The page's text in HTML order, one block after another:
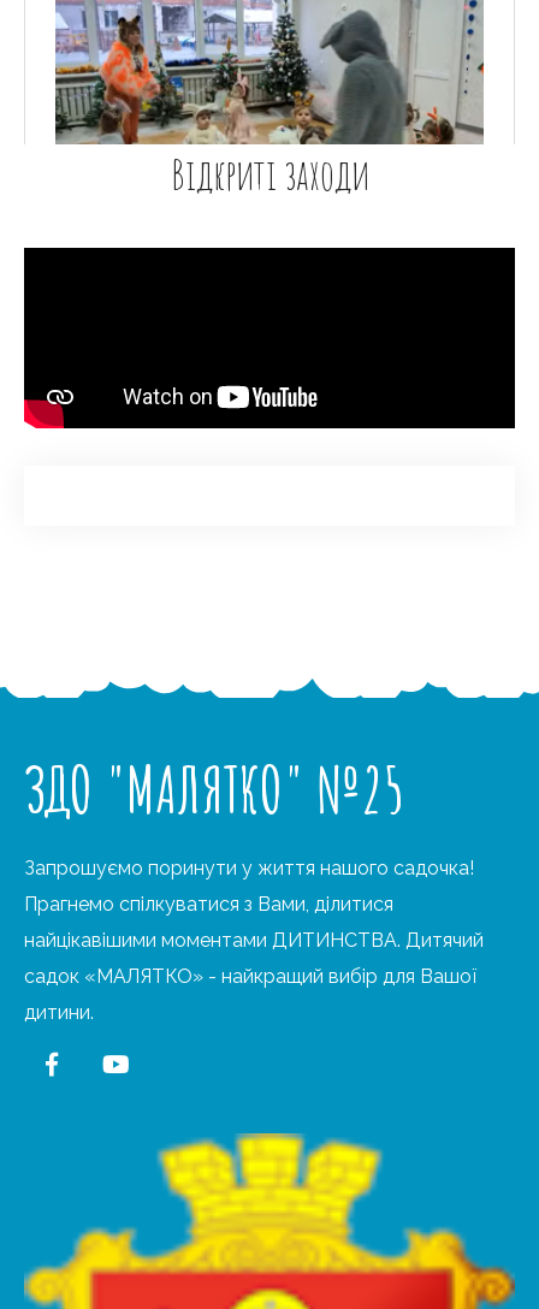
Відкриті заходи
ЗДО "МАЛЯТКО" №25
Запрошуємо поринути у життя нашого садочка!
Прагнемо спілкуватися з Вами, ділитися
найцікавішими моментами ДИТИНСТВА. Дитячий
садок «МАЛЯТКО» - найкращий вибір для Вашої
дитини.